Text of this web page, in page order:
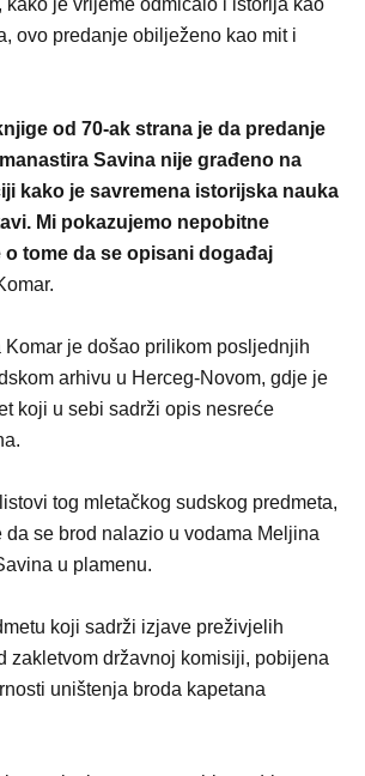
kako je vrijeme odmicalo i istorija kao
ovo predanje obilježeno kao mit i
od 70-ak strana je da predanje
Savina nije građeno na
kako je savremena istorijska nauka
Mi pokazujemo nepobitne
tome da se opisani događaj
Komar je došao prilikom posljednjih
arhivu u Herceg-Novom, gdje je
koji u sebi sadrži opis nesreće
tog mletačkog sudskog predmeta,
da se brod nalazio u vodama Meljina
u plamenu.
koji sadrži izjave preživjelih
zakletvom državnoj komisiji, pobijena
uništenja broda kapetana